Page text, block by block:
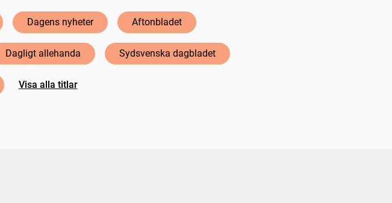
Dagens nyheter Aftonbladet
Dagligt allehanda Sydsvenska dagbladet
Visa alla titlar